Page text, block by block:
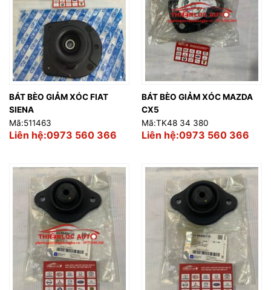
BÁT BÈO GIẢM XÓC FIAT
SIENA
Mã:511463
Liên hệ:0973 560 366
BÁT BÈO GIẢM XÓC MAZDA
CX5
Mã:TK48 34 380
Liên hệ:0973 560 366